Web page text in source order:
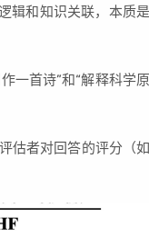
辑和知识关联，本质
一首诗”和“解释科学
估者对回答的评分（